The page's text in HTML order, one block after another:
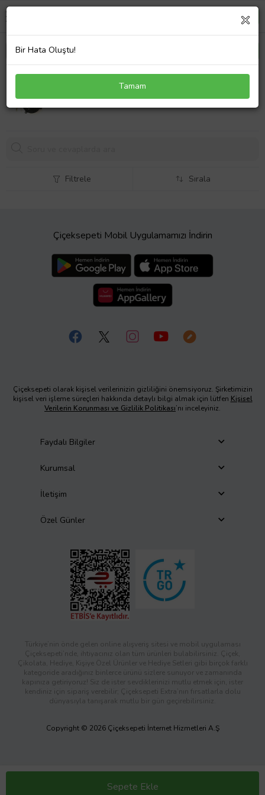
HP Pavilion DV2913tx Fan Cpu Fan İşlemci
487,78 TL
Sepete Ekle
Filtrele Sırala
Çiçeksepeti Mobil Uygulamamızı İndirin
Çiçeksepeti olarak kişisel verilerinizin gizliliğini önemsiyoruz. Şirketimizin
kişisel veri işleme süreçleri hakkında detaylı bilgi almak için lütfen Kişisel
Verilerin Korunması ve Gizlilik Politikası’nı inceleyiniz.
Faydalı Bilgiler
Kurumsal
İletişim
Özel Günler
Türkiye’nin önde gelen online alışveriş sitesi ve mobil uygulaması
Çiçeksepeti’nde, ihtiyacınız olan tüm ürünleri bulabilirsiniz. Çiçek,
Çikolata, Hediye, Kişiye Özel Ürünler ve Hediye Setleri gibi birçok farklı
kategoride aradığınız binlerce ürünü sizlere sunuyor ve zamanında
kapınıza getiriyoruz! Siz de ister sevdiklerinizi mutlu etmek için, ister
kendiniz için sipariş verebilir; Çiçeksepeti Extra’nın fırsatlarla dolu
dünyasıyla tanışarak mutlu bir gün geçirebilirsiniz.
Copyright © 2026 Çiçeksepeti İnternet Hizmetleri A.Ş
Bir Hata Oluştu!
Tamam